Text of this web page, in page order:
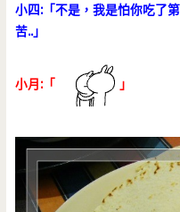
小四:「不是，我是怕你吃了
苦..」
小月:「 」